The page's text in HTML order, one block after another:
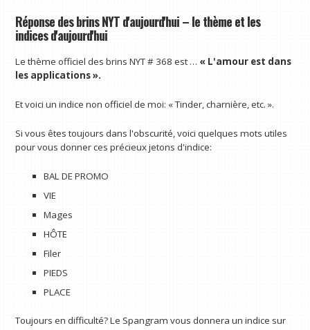
Réponse des brins NYT d'aujourd'hui – le thème et les
indices d'aujourd'hui
Le thème officiel des brins NYT # 368 est … « L'amour est dans
les applications ».
Et voici un indice non officiel de moi: « Tinder, charnière, etc. ».
Si vous êtes toujours dans l'obscurité, voici quelques mots utiles
pour vous donner ces précieux jetons d'indice:
BAL DE PROMO
VIE
Mages
HÔTE
Filer
PIEDS
PLACE
Toujours en difficulté? Le Spangram vous donnera un indice sur